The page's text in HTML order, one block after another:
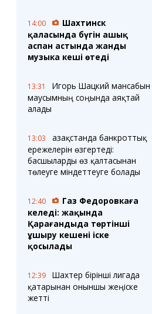
14:00
Шахтинск
қаласында бүгін ашық
аспан астында жанды
музыка кеші өтеді
13:31
Игорь Шацкий мансабын
маусымның соңында аяқтай
алады
13:03
Қазақстанда банкроттық
ережелерін өзгертеді:
басшыларды өз қалтасынан
төлеуге міндеттеуге болады
12:40
Газ Федоровкаға
келеді: жақында
Қарағандыда төртінші
ұшыру кешені іске
қосылады
12:39
Шахтер бірінші лигада
қатарынан оныншы жеңіске
жетті